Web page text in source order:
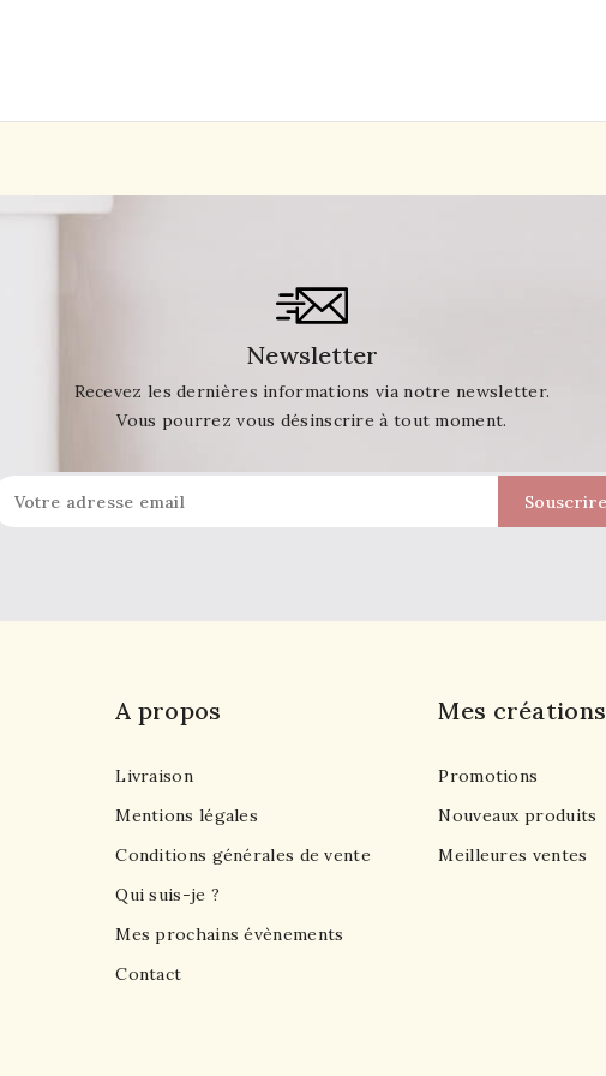
Newsletter
Recevez les dernières informations via notre newsletter.
Vous pourrez vous désinscrire à tout moment.
Mes créations
Promotions
Nouveaux produits
Meilleures ventes
A propos
Livraison
Mentions légales
Conditions générales de vente
Qui suis-je ?
Mes prochains évènements
Contact